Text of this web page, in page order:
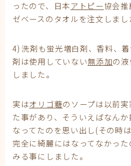
ったので、日本アトピー協会
ゼベースのタオルを注文しまし
4) 洗剤も蛍光増白剤、香料、
剤は使用していない無添加の
しました。
実はオリゴ糖のソープは以前
た事があり、そういえばなんか
なってたのを思い出し(その時
完全に綺麗にはなってなかっ
みる事にしました。